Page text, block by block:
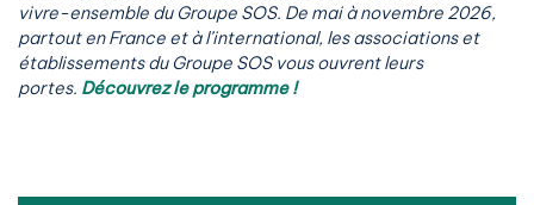
vivre-ensemble du Groupe SOS. De mai à novembre 2026,
partout en France et à l’international, les associations et
établissements du Groupe SOS vous ouvrent leurs
portes. Découvrez le programme !